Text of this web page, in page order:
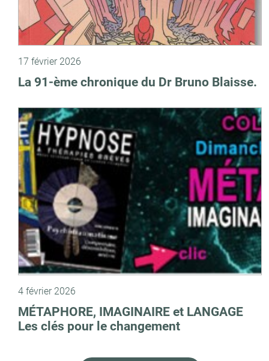
17 février 2026
La 91-ème chronique du Dr Bruno Blaisse.
4 février 2026
MÉTAPHORE, IMAGINAIRE et LANGAGE
Les clés pour le changement